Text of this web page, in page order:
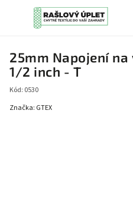
25mm Napojení
1/2 inch - T
Kód: 0530
Značka: GTEX